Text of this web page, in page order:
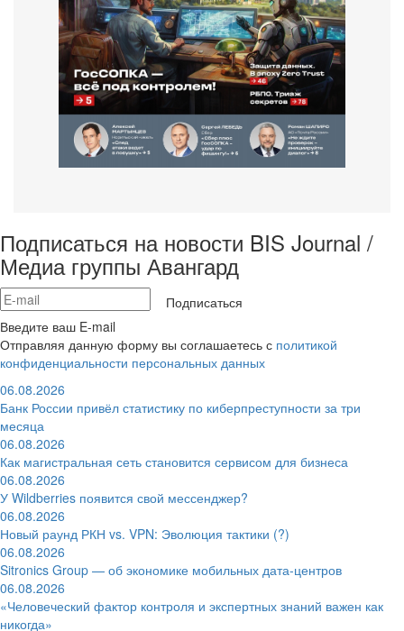
Подписаться на новости BIS Journal /
Медиа группы Авангард
Подписаться
Введите ваш E-mail
Отправляя данную форму вы соглашаетесь с политикой
конфиденциальности персональных данных
06.08.2026
Банк России привёл статистику по киберпреступности за три
месяца
06.08.2026
Как магистральная сеть становится сервисом для бизнеса
06.08.2026
У Wildberries появится свой мессенджер?
06.08.2026
Новый раунд РКН vs. VPN: Эволюция тактики (?)
06.08.2026
Sitronics Group — об экономике мобильных дата-центров
06.08.2026
«Человеческий фактор контроля и экспертных знаний важен как
никогда»